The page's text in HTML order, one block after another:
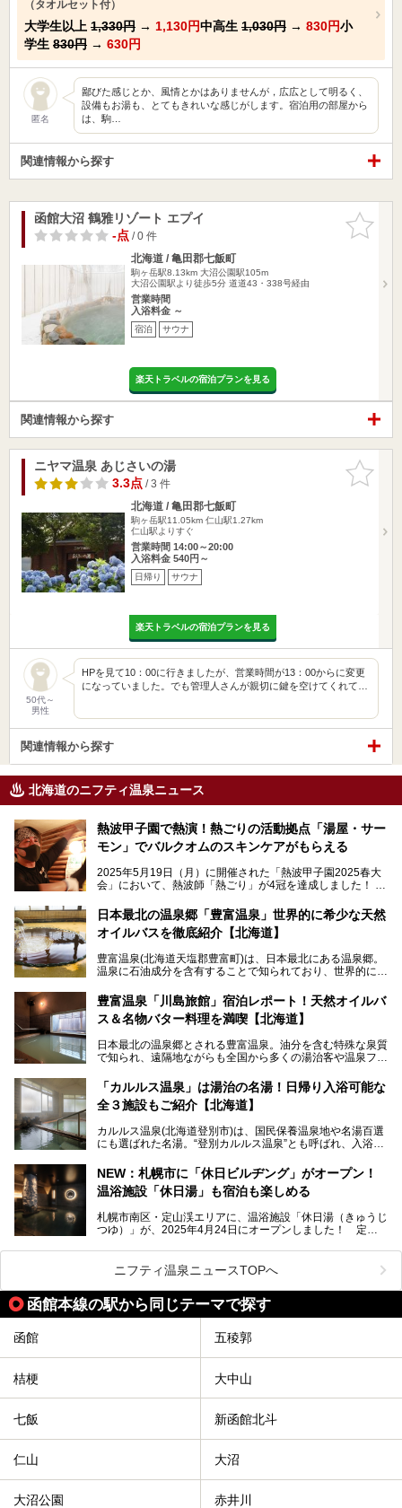
（タオルセット付）
大学生以上 1,330円 → 1,130円中高生 1,030円 → 830円小
学生 830円 → 630円
匿名
鄙びた感じとか、風情とかはありませんが，広広として明るく、
設備もお湯も、とてもきれいな感じがします。宿泊用の部屋から
は、駒…
関連情報から探す
お気に入
りに追加
函館大沼 鶴雅リゾート エプイ
-点/ 0 件
北海道 / 亀田郡七飯町
駒ヶ岳駅8.13km 大沼公園駅105m
大沼公園駅より徒歩5分 道道43・338号経由
営業時間
入浴料金 ～
宿泊 サウナ
楽天トラベルの宿泊プランを見る
関連情報から探す
お気に入
りに追加
ニヤマ温泉 あじさいの湯
3.3点/ 3 件
北海道 / 亀田郡七飯町
駒ヶ岳駅11.05km 仁山駅1.27km
仁山駅よりすぐ
営業時間 14:00～20:00
入浴料金 540円～
日帰り サウナ
楽天トラベルの宿泊プランを見る
50代～
男性
HPを見て10：00に行きましたが、営業時間が13：00からに変更
になっていました。でも管理人さんが親切に鍵を空けてくれて…
関連情報から探す
北海道のニフティ温泉ニュース
熱波甲子園で熱演！熱ごりの活動拠点「湯屋・サー
モン」でバルクオムのスキンケアがもらえる
2025年5月19日（月）に開催された「熱波甲子園2025春大
会」において、熱波師「熱ごり」が4冠を達成しました！
動拠点である北海道の銭湯「湯屋・サーモン」にて、メンズ
スキンケアブランド バルクオムの「ONE DAY KIT」を数量
限定でプレゼントいたします。
で、ぜひお試しください。※6月13日配布開始、なくなり次
第終了
───
提供元：株式会社バルクオム【PR】
この記事は株式会社バルクオム商品のPR記事です。
日本最北の温泉郷「豊富温泉」世界的に希少な天然
オイルバスを徹底紹介【北海道】
豊富温泉(北海道天塩郡豊富町)は、日本最北にある温泉郷。
温泉に石油成分を含有することで知られており、世界的にも
に特効があると言われ、遠隔地ながらも全国から湯治・療養
目的で多くの人々が訪れます。
地体験し、独自の視点で豊富温泉の“天然オイルバス”をレポ
ート。温泉地概要や日帰り入浴施設をはじめ、宿泊施設・ア
豊富温泉「川島旅館」宿泊レポート！天然オイルバ
ス＆名物バター料理を満喫【北海道】
日本最北の温泉郷とされる豊富温泉。油分を含む特殊な泉質
で知られ、遠隔地ながらも全国から多くの湯治客や温泉ファ
「川島旅館」は、豊富温泉の開湯当初から営業する老舗旅
館。とりわけ温泉の良さと名物のバター料理に定評があり、
の温泉や料理をはじめ、パブリックスペース・客室など宿の
全貌を徹底的にご紹介します！
「カルルス温泉」は湯治の名湯！日帰り入浴可能な
全３施設もご紹介【北海道】
カルルス温泉(北海道登別市)は、国民保養温泉地や名湯百選
にも選ばれた名湯。“登別カルルス温泉”とも呼ばれ、入浴剤
豊かな登別温泉とは対照的な存在で、今も湯治場的な要素が
残る閑静な温泉地です。
地体験し、カルルス温泉をご紹介。温泉地の概要や泉質解説
をはじめ、日帰り入浴可能な全３施設の紹介・周辺観光・ア
NEW：札幌市に「休日ビルヂング」がオープン！
温浴施設「休日湯」も宿泊も楽しめる
札幌市南区・定山渓エリアに、温浴施設「休日湯（きゅうじ
つゆ）」が、2025年4月24日にオープンしました！ 定山
この施設は、温泉・サウナの「休日湯」・ラウンジの「THE
LOUNGE DAYOF」・グルメ「休日洋麺店」・ホテル「エク
スクラメーションホテル」で構成された、まさに大人の癒し
空間。
今回は、そんな「休日ビルヂング」の魅力を5つのポイント
ニフティ温泉ニュースTOPへ
函館本線の駅から同じテーマで探す
函館 五稜郭
桔梗 大中山
七飯 新函館北斗
仁山 大沼
大沼公園 赤井川